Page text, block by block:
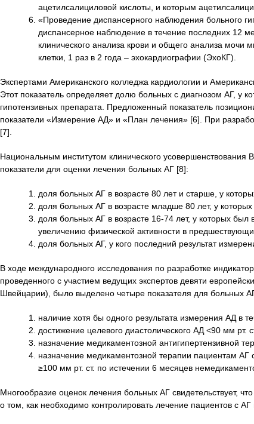
ацетилсалициловой кислоты, и которым
«Проведение диспансерного наблюдения больного
диспансерное наблюдение в течение последних 12
клинического анализа крови и общего анализа мочи
клетки, 1 раз в 2 года – эхокардиографии (ЭхоКГ).
Экспертами Американского колледжа кардиологии и
Этот показатель определяет долю больных с диагнозом АГ, у
гипотензивных препарата. Предложенный показатель
показатели «Измерение АД» и «План лечения» [6]. При
[7].
Национальным институтом клинического
показатели для оценки лечения больных АГ [8]:
доля больных АГ в возрасте 80 лет и старше, у
доля больных АГ в возрасте младше 80 лет, у
доля больных АГ в возрасте 16-74 лет, у которых
увеличению физической активности в
доля больных АГ, у кого последний результат
В ходе международного исследования по разработке
проведенного с участием ведущих экспертов девяти
Швейцарии), было выделено четыре показателя для больных
наличие хотя бы одного результата измерения АД в
достижение целевого диастолического АД <90 мм рт.
назначение медикаментозной антигипертензивной
назначение медикаментозной терапии пациентам
≥100 мм рт. ст. по истечении 6 месяцев
Многообразие оценок лечения больных АГ свидетельствует,
о том, как необходимо контролировать лечение пациентов с АГ